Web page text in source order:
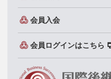
会員入会
会員ログインはこちら